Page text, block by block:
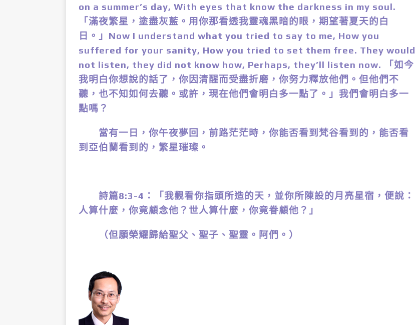
on a summer’s day, With eyes that know the darkness in my soul.
「滿夜繁星，塗盡灰藍。用你那看透我靈魂黑暗的眼，期望著夏天的白
日。」Now I understand what you tried to say to me, How you
suffered for your sanity, How you tried to set them free. They would
not listen, they did not know how, Perhaps, they’ll listen now. 「如今
我明白你想說的話了，你因清醒而受盡折磨，你努力釋放他們。但他們不
聽，也不知如何去聽。或許，現在他們會明白多一點了。」我們會明白多一
點嗎？
當有一日，你午夜夢回，前路茫茫時，你能否看到梵谷看到的，能否看
到亞伯蘭看到的，繁星璀璨。
詩篇8:3-4：「我觀看你指頭所造的天，並你所陳設的月亮星宿，便說：
人算什麼，你竟顧念他？世人算什麼，你竟眷顧他？」
（但願榮耀歸給聖父、聖子、聖靈。阿們。）